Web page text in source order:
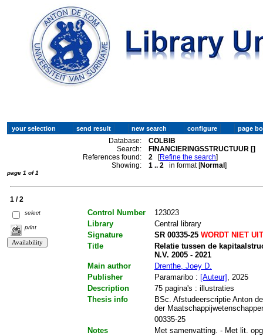
Database:
COLBIB
Search:
FINANCIERINGSSTRUCTUUR []
References found:
2 [Refine the search]
Showing:
1 .. 2 in format [Normal]
page 1 of 1
1 / 2
select
print
Control Number
123023
Library
Central library
Signature
SR 00335-25WORDT NIET
Title
Relatie tussen de
N.V. 2005 - 2021
Main author
Drenthe, Joey D.
Publisher
Paramaribo : [Auteur]
, 2025
Description
75 pagina's : illustraties
Thesis info
BSc. Afstudeerscriptie Anton
der
00335-25
Notes
Met samenvatting. - Met lit.